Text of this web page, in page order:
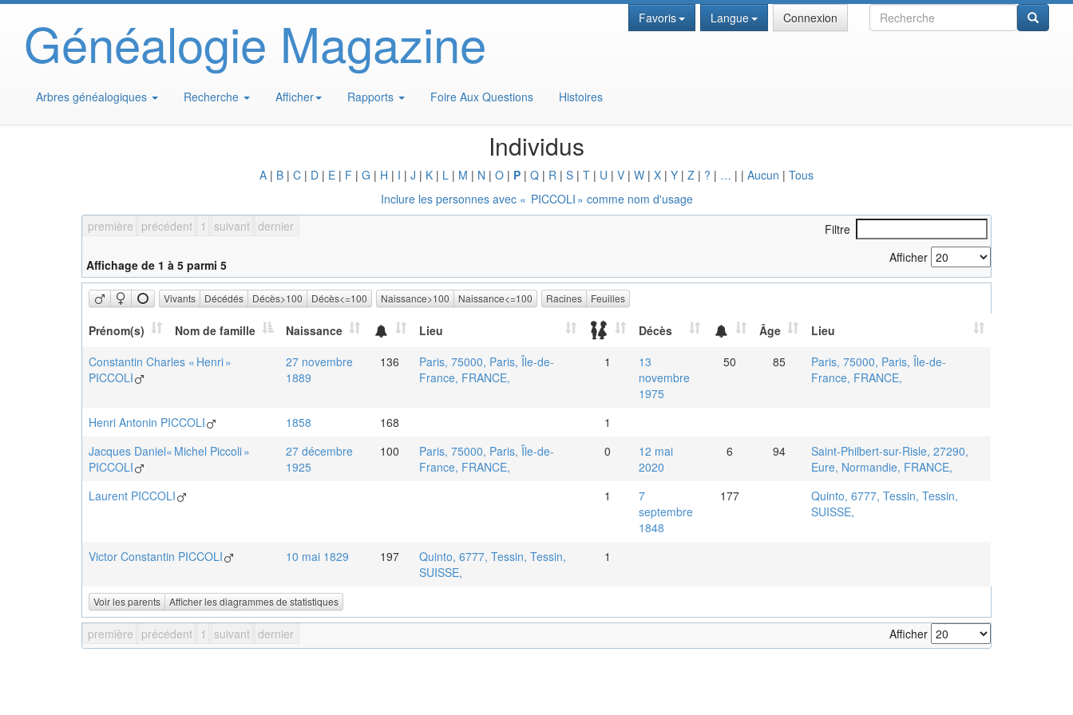
Généalogie Magazine Recherche
Favoris Langue Connexion
Arbres généalogiques Recherche Afficher Rapports Foire Aux Questions Histoires
Individus
A | B | C | D | E | F | G | H | I | J | K | L | M | N | O | P | Q | R | S | T | U | V | W | X | Y | Z | ? | … | | Aucun | Tous
Inclure les personnes avec « PICCOLI » comme nom d'usage
première précédent 1 suivant dernier Filtre
Affichage de 1 à 5 parmi 5 Afficher
Vivants Décédés Décès>100 Décès<=100 Naissance>100 Naissance<=100 Racines Feuilles
Prénom(s) Nom de famille Naissance Lieu Décès Âge Lieu
Voir les parents Afficher les diagrammes de statistiques
Constantin Charles « Henri »
PICCOLI
27 novembre
1889
136
Paris, 75000, Paris, Île-de-
France, FRANCE,
1
13
novembre
1975
50 85
Paris, 75000, Paris, Île-de-
France, FRANCE,
Henri Antonin PICCOLI 1858 168
1
Jacques Daniel« Michel Piccoli »
PICCOLI
27 décembre
1925
100
Paris, 75000, Paris, Île-de-
France, FRANCE,
0
12 mai
2020
6 94
Saint-Philbert-sur-Risle, 27290,
Eure, Normandie, FRANCE,
Laurent PICCOLI 1
7
septembre
1848
177
Quinto, 6777, Tessin, Tessin,
SUISSE,
Victor Constantin PICCOLI 10 mai 1829 197
Quinto, 6777, Tessin, Tessin,
SUISSE,
1
première précédent 1 suivant dernier Afficher